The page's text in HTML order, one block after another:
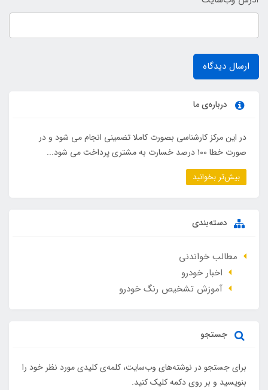
ارسال دیدگاه
درباره‌ی ما
در این مرکز کارشناسی بصورت کاملا تضمینی انجام می شود و در
صورت خطا ۱۰۰ درصد خسارت به مشتری پرداخت می شود...
بیش‌تر بخوانید
دسته‌بندی
مطالب خواندنی
اخبار خودرو
آموزش تشخیص رنگ خودرو
جستجو
برای جستجو در نوشته‌های وب‌سایت، کلمه‌ی کلیدی مورد نظر خود را
بنویسید و بر روی دکمه کلیک کنید.